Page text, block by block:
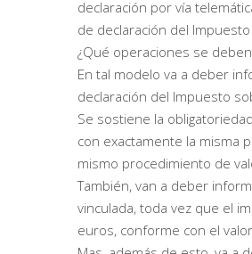
declaración por vía
de declaración del
¿Qué operaciones se
En tal modelo va a deber
declaración del Impuesto
Se sostiene la
con exactamente la misma
mismo procedimiento de
También, van a deber
vinculada, toda vez que el
euros, conforme con el